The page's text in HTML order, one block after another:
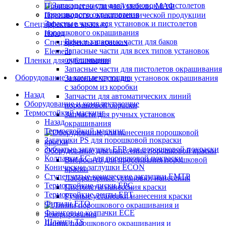
Запасные части для установок и пистолетов
порошкового окрашивания
Баки и запасные части для баков
Запасные части для всех типов установок
окрашивания
Запасные части для пистолетов окрашивания
Запасные части для установок окрашивания
с забором из коробки
Запчасти для автоматических линий
порошковой окраски
Запчасти для ручных установок
окрашивания
Оборудование для нанесения порошковой краски
Вибросито для просеивания порошковой
краски
Лабораторные установки нанесения
Пистолеты нанесения краски
Ручные установки нанесения краски
Линии порошкового окрашивания и
Производство уличной мебели, МАФ
Производство электротехнической продукции
Спецэффекты в красках
Назад
Спецэффекты в красках
Element
Пленки для сублимации
Оборудование и комплектующие
Назад
Оборудование и комплектующие
Термостойкий маскинг
Назад
Термостойкий маскинг
Заглушки PS для порошковой покраски
Зубчатые заглушки EFP для порошковой покраски
Колпачки ЕС для порошковой покраски
Конические заглушки ECON
Ступенчатые конические заглушки EMTP
Термостойкие диски EPC
Термостойкие ленты EPT
Фитили ETO
Фланговые колпачки ECE
Шланги TS